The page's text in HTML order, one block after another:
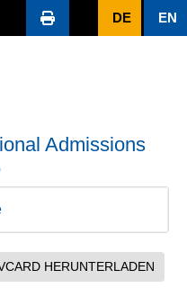
DE EN
Admissions
HERUNTERLADEN